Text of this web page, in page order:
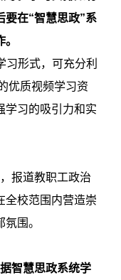
要在“智慧思政”系
习形式，可充分利
优质视频学习资
学习的吸引力和实
报道教职工政治
全校范围内营造崇
围。
智慧思政系统学